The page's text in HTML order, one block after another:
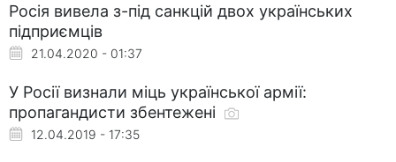
Росія вивела з-під санкцій двох українських
підприємців
21.04.2020 - 01:37
У Росії визнали міць української армії:
пропагандисти збентежені
12.04.2019 - 17:35